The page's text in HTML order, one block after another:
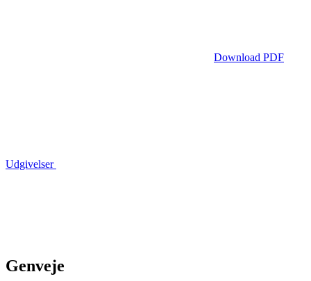
Download PDF
Udgivelser
Genveje